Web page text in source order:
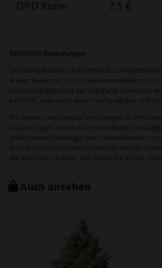
DPD Kurier 7,5 €
Auch ansehen